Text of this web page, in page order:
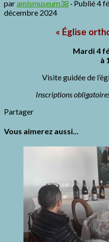
paramismuseum38 · Publié4
décembre 2024
« Église
Mardi 4
à
Visite guidée de
Inscriptions
Partager
Vous aimerez aussi...